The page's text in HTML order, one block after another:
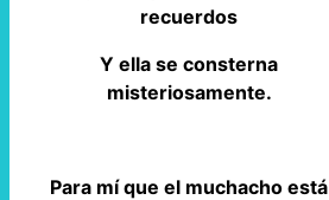
recuerdos
Y ella se consterna
misteriosamente.
Para mí que el muchacho está